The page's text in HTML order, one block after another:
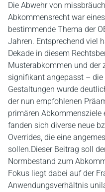
Die Abwehr von
Abkommensrecht war
bestimmende Thema der
Jahren. Entsprechend viel
Dekade in diesem
Musterabkommen und der
signifikant angepasst –
Gestaltungen wurde
der nun empfohlenen
primären Abkommensziele
fanden sich diverse neue
Overrides, die eine
sollen.Dieser Beitrag soll
Normbestand zum
Fokus liegt dabei auf der
Anwendungsverhältnis